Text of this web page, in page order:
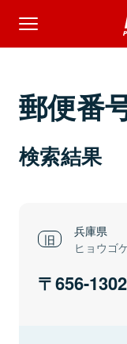
郵便番
検索結果
兵庫県
ヒョウゴ
656-1302